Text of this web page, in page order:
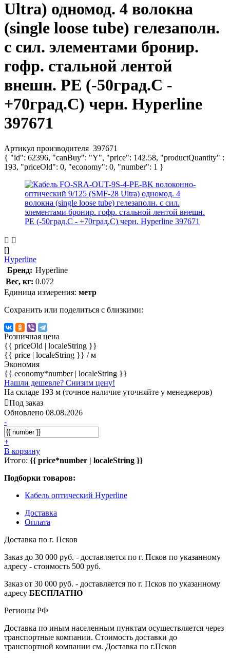
Ultra) одномод. 4 волокна
(single loose tube) гелезаполн.
с сил. элементами бронир.
гофр. стальной лентой
внешн. PE (-50град.C -
+70град.C) черн. Hyperline
397671
Артикул производителя 397671
{ "id": 62396, "canBuy": "Y", "price": 142.58, "productQuantity" :
193, "priceOld": 0, "economy": 0, "number": 1 }
[]
Hyperline
Бренд: Hyperline
Вес, кг: 0.072
Единица измерения: метр
Сохранить или поделиться с близкими:
Розничная цена
{{ priceOld | localeString }}
{{ price | localeString }} / м
Экономия
{{ economy*number | localeString }}
Нашли дешевле? Снизим цену!
На складе 193 м (точное наличие уточняйте у менеджеров)
Под заказ
Обновлено 08.08.2026
-
+
В корзину
Итого: {{ price*number | localeString }}
Подборки товаров:
Кабель оптический Hyperline
Доставка
Оплата
Доставка по г. Псков
Заказ до 30 000 руб. - доставляется по г. Псков по указанному
адресу - стоимость 500 руб.
Заказ от 30 000 руб. - доставляется по г. Псков по указанному
адресу БЕСПЛАТНО
Регионы РФ
Доставка по иным населенным пунктам осуществляется через
транспортные компании. Стоимость доставки до
транспортной компании см. Доставка по г.Псков